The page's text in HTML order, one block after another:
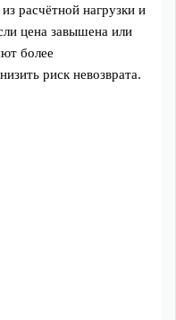
расчётной нагрузки и
цена завышена или
более
риск невозврата.